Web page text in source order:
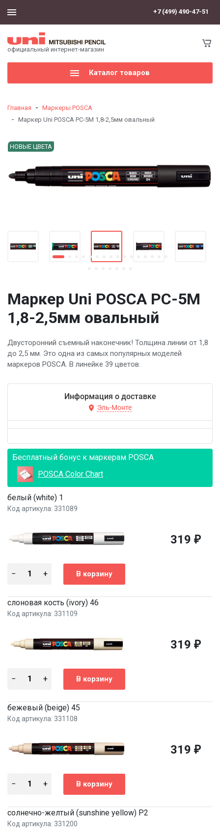
+7 (499) 490-47-51
официальный интернет-магазин
Каталог товаров
Главная - Маркеры POSCA
- Маркер Uni POSCA PC-5M 1,8-2,5мм овальный
НОВЫЕ ЦВЕТА
Маркер Uni POSCA PC-5M
1,8-2,5мм овальный
Двусторонний съемный наконечник! Толщина линии от 1,8
до 2,5 мм. Это одна из самых популярных моделей
маркеров POSCA. В линейке 39 цветов.
Информация о доставке
Эль-Монте
Бесплатный бонус к маркерам POSCA
POSCA Color Chart
белый (white) 1
Код артикула: 331089
319 ₽
слоновая кость (ivory) 46
Код артикула: 331109
319 ₽
бежевый (beige) 45
Код артикула: 331108
319 ₽
солнечно-желтый (sunshine yellow) P2
Код артикула: 331200